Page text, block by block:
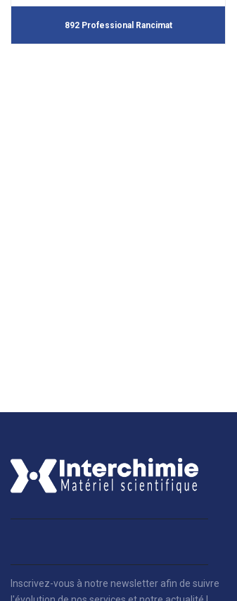
892 Professional Rancimat
Inscrivez-vous à notre newsletter afin de suivre